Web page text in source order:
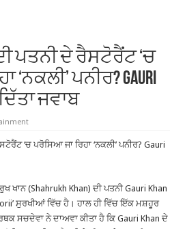
ਦੀ ਪਤਨੀ ਦੇ ਰੈਸਟੋਰੈਂਟ ‘ਚ
‘ਨਕਲੀ’ ਪਨੀਰ? Gauri
ਜਵਾਬ
‘ਚ ਪਰੋਸਿਆ ਜਾ ਰਿਹਾ ‘ਨਕਲੀ’ ਪਨੀਰ? Gauri
ਖਾਨ (Shahrukh Khan) ਦੀ ਪਤਨੀ Gauri Khan
ਸੁਰਖੀਆਂ ਵਿੱਚ ਹੈ। ਹਾਲ ਹੀ ਵਿੱਚ ਇੱਕ ਮਸ਼ਹੂਰ
ਸਚਦੇਵਾ ਨੇ ਦਾਅਵਾ ਕੀਤਾ ਹੈ ਕਿ Gauri Khan ਦੇ